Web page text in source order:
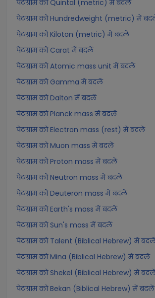
पेटग्राम को Quintal (metric) में बदलें
पेटग्राम को Hundredweight (metric) में
पेटग्राम को Kiloton (metric) में बदलें
पेटग्राम को Carat में बदलें
पेटग्राम को Atomic mass unit में बदलें
पेटग्राम को Gamma में बदलें
पेटग्राम को Dalton में बदलें
पेटग्राम को Planck mass में बदलें
पेटग्राम को Electron mass (rest) में बदलें
पेटग्राम को Muon mass में बदलें
पेटग्राम को Proton mass में बदलें
पेटग्राम को Neutron mass में बदलें
पेटग्राम को Deuteron mass में बदलें
पेटग्राम को Earth's mass में बदलें
पेटग्राम को Sun's mass में बदलें
पेटग्राम को Talent (Biblical Hebrew) में
पेटग्राम को Mina (Biblical Hebrew) में बदलें
पेटग्राम को Shekel (Biblical Hebrew) में
पेटग्राम को Bekan (Biblical Hebrew) में बदलें